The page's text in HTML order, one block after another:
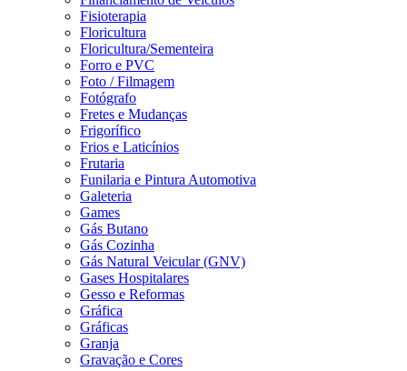
Fisioterapia
Floricultura
Floricultura/Sementeira
Forro e PVC
Foto / Filmagem
Fotógrafo
Fretes e Mudanças
Frigorífico
Frios e Laticínios
Frutaria
Funilaria e Pintura Automotiva
Galeteria
Games
Gás Butano
Gás Cozinha
Gás Natural Veicular (GNV)
Gases Hospitalares
Gesso e Reformas
Gráfica
Gráficas
Granja
Gravação e Cores